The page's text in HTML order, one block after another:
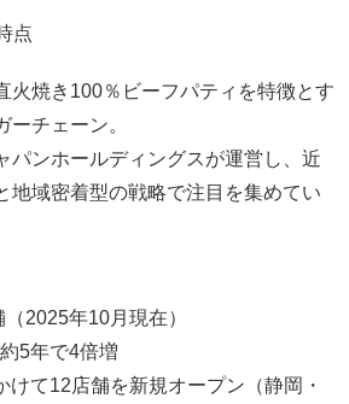
点
火焼き100％ビーフパティを特徴とす
ーチェーン。
パンホールディングスが運営し、近
地域密着型の戦略で注目を集めてい
2025年10月現在）
5年で4倍増
けて12店舗を新規オープン（静岡・